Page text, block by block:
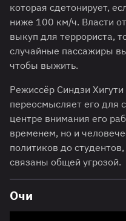
которая сдетонирует,
ниже 100 км/ч. Власти
выкуп для террориста,
случайные пассажиры
чтобы выжить.
Режиссёр Синдзи
переосмысляет его для
центре внимания его
временем, но и
политиков до
связаны общей угрозой.
Очи